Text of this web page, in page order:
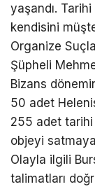
yaşandı.
kendisini
Organize
Şüpheli
Bizans
50 adet
255 adet
objeyi
Olayla ilgili
talimatları